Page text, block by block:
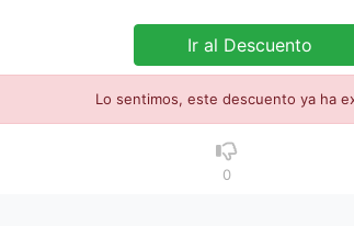
Ir al Descuento
Lo sentimos, este descuento ya ha
0